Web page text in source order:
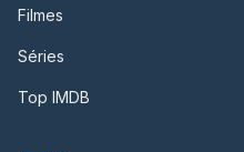
Filmes
Séries
Top IMDB